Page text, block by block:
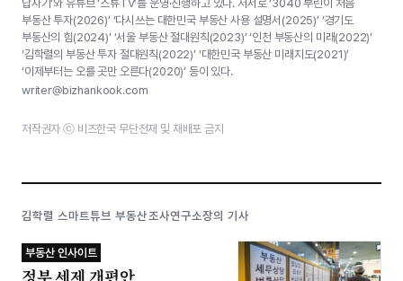
답사기’와 유튜브 ‘스튜TV’를 운영·진행하고 있다. 저서로 ‘3040 부린이 처음
부동산 투자(2026)’ ‘다시쓰는 대한민국 부동산 사용 설명서(2025)’ ‘경기도
부동산의 힘(2024)’ ‘서울 부동산 절대원칙(2023)’ ‘인천 부동산의 미래(2022)’
‘김학렬의 부동산 투자 절대원칙(2022)’ ‘대한민국 부동산 미래지도(2021)’
‘이제부터는 오를 곳만 오른다(2020)’ 등이 있다.
writer@bizhankook.com
저작권자 ⓒ 비즈한국 무단전재 및 재배포 금지
김학렬 스마트튜브 부동산조사연구소장의 기사
부동산 인사이트
정부 세제 개편안